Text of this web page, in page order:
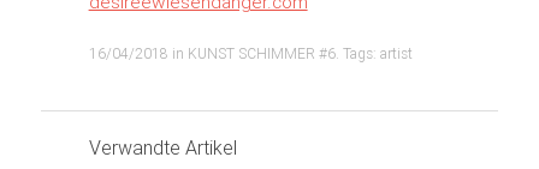
16/04/2018 in KUNST SCHIMMER #6. Tags: artist
Verwandte Artikel